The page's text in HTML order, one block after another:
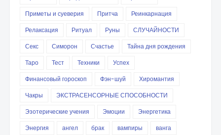
Приметы и суеверия
Притча
Реинкарнация
Релаксация
Ритуал Руны
СЛУЧАЙНОСТИ
Секс
Симорон Счастье
Тайна дня рождения
Таро
Тест Техники
Успех
Финансовый гороскоп
Фэн-шуй
Хиромантия
Чакры
ЭКСТРАСЕНСОРНЫЕ СПОСОБНОСТИ
Эзотерические учения
Эмоции
Энергетика
Энергия
ангел брак вампиры
ванга